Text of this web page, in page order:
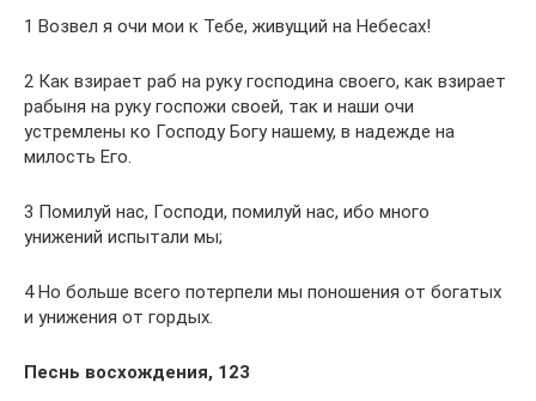
1 Возвел я очи мои к Тебе, живущий на Небесах!
2 Как взирает раб на руку господина своего, как взирает
рабыня на руку госпожи своей, так и наши очи
устремлены ко Господу Богу нашему, в надежде на
милость Его.
3 Помилуй нас, Господи, помилуй нас, ибо много
унижений испытали мы;
4 Но больше всего потерпели мы поношения от богатых
и унижения от гордых.
Песнь восхождения, 123